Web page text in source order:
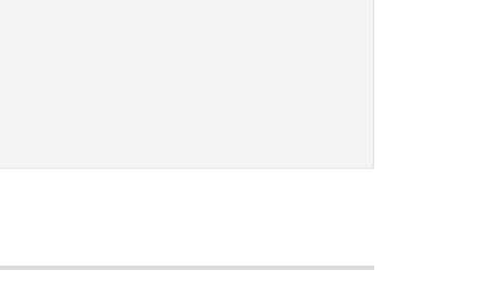
ソフトウェア」を１部、複製する
許諾されるものではありません。
その他リバースエンジニアリン